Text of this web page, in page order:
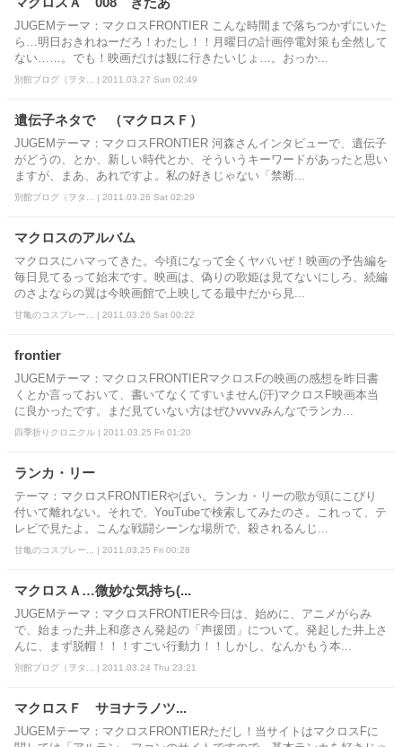
JUGEMテーマ：マクロスFRONTIER こんな時間まで落ちつかずにいた
ら…明日おきれねーだろ！わたし！！月曜日の計画停電対策も全然して
ない……。でも！映画だけは観に行きたいじょ…。おっか...
別館ブログ（ヲタ... | 2011.03.27 Sun 02:49
遺伝子ネタで （マクロスＦ）
JUGEMテーマ：マクロスFRONTIER 河森さんインタビューで、遺伝子
がどうの、とか、新しい時代とか、そういうキーワードがあったと思い
ますが、まあ、あれですよ。私の好きじゃない「禁断...
別館ブログ（ヲタ... | 2011.03.26 Sat 02:29
マクロスのアルバム
マクロスにハマってきた。今頃になって全くヤバいぜ！映画の予告編を
毎日見てるって始末です。映画は、偽りの歌姫は見てないにしろ、続編
のさよならの翼は今映画館で上映してる最中だから見...
甘亀のコスプレー... | 2011.03.26 Sat 00:22
frontier
JUGEMテーマ：マクロスFRONTIERマクロスFの映画の感想を昨日書
くとか言っておいて、書いてなくてすいません(汗)マクロスF映画本当
に良かったです。まだ見ていない方はぜひvvvvみんなでランカ...
四季折りクロニクル | 2011.03.25 Fri 01:20
ランカ・リー
テーマ：マクロスFRONTIERやばい。ランカ・リーの歌が頭にこびり
付いて離れない。それで、YouTubeで検索してみたのさ。これって、テ
レビで見たよ。こんな戦闘シーンな場所で、殺されるんじ...
甘亀のコスプレー... | 2011.03.25 Fri 00:28
マクロスＡ…微妙な気持ち(...
JUGEMテーマ：マクロスFRONTIER今日は、始めに、アニメがらみ
で、始まった井上和彦さん発起の「声援団」について。発起した井上さ
んに、まず脱帽！！！すごい行動力！！しかし、なんかもう本...
別館ブログ（ヲタ... | 2011.03.24 Thu 23:21
マクロスＦ サヨナラノツ...
JUGEMテーマ：マクロスFRONTIERただし！当サイトはマクロスFに